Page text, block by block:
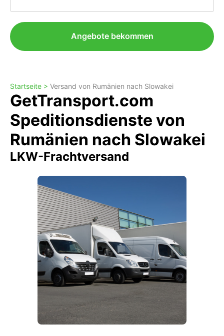
Angebote bekommen
Startseite > Versand von Rumänien nach Slowakei
GetTransport.com
Speditionsdienste von
Rumänien nach Slowakei
LKW-Frachtversand